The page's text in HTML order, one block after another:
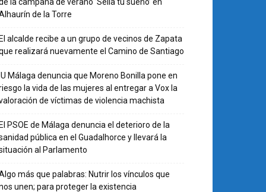
de la Torre
alcalde recibe a un grupo de vecinos de Zapata
realizará nuevamente el Camino de Santiago
Málaga denuncia que Moreno Bonilla pone en
la vida de las mujeres al entregar a Vox la
de víctimas de violencia machista
PSOE de Málaga denuncia el deterioro de la
pública en el Guadalhorce y llevará la
al Parlamento
más que palabras: Nutrir los vínculos que
unen; para proteger la existencia